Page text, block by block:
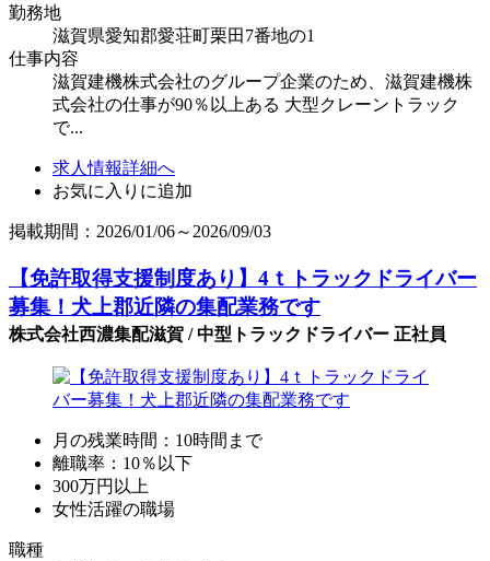
勤務地
滋賀県愛知郡愛荘町栗田7番地の1
仕事内容
滋賀建機株式会社のグループ企業のため、滋賀建機株
式会社の仕事が90％以上ある 大型クレーントラック
で...
求人情報詳細へ
お気に入りに追加
掲載期間：2026/01/06～2026/09/03
【免許取得支援制度あり】4ｔトラックドライバー
募集！犬上郡近隣の集配業務です
株式会社西濃集配滋賀 / 中型トラックドライバー 正社員
月の残業時間：10時間まで
離職率：10％以下
300万円以上
女性活躍の職場
職種